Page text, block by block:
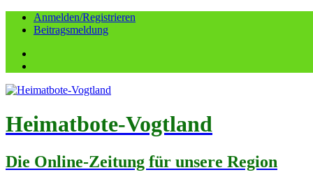
Anmelden/Registrieren
Beitragsmeldung
Heimatbote-Vogtland
Die Online-Zeitung für unsere Region